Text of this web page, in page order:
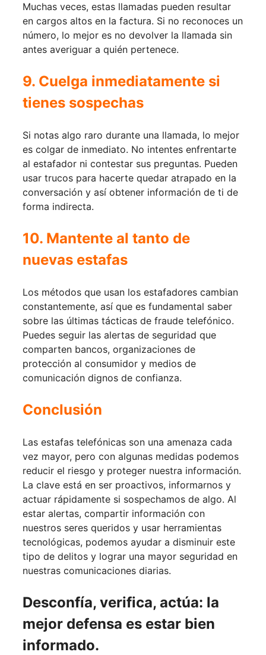
Muchas veces, estas llamadas pueden resultar
en cargos altos en la factura. Si no reconoces un
número, lo mejor es no devolver la llamada sin
antes averiguar a quién pertenece.
9. Cuelga inmediatamente si
tienes sospechas
Si notas algo raro durante una llamada, lo mejor
es colgar de inmediato. No intentes enfrentarte
al estafador ni contestar sus preguntas. Pueden
usar trucos para hacerte quedar atrapado en la
conversación y así obtener información de ti de
forma indirecta.
10. Mantente al tanto de
nuevas estafas
Los métodos que usan los estafadores cambian
constantemente, así que es fundamental saber
sobre las últimas tácticas de fraude telefónico.
Puedes seguir las alertas de seguridad que
comparten bancos, organizaciones de
protección al consumidor y medios de
comunicación dignos de confianza.
Conclusión
Las estafas telefónicas son una amenaza cada
vez mayor, pero con algunas medidas podemos
reducir el riesgo y proteger nuestra información.
La clave está en ser proactivos, informarnos y
actuar rápidamente si sospechamos de algo. Al
estar alertas, compartir información con
nuestros seres queridos y usar herramientas
tecnológicas, podemos ayudar a disminuir este
tipo de delitos y lograr una mayor seguridad en
nuestras comunicaciones diarias.
Desconfía, verifica, actúa: la
mejor defensa es estar bien
informado.